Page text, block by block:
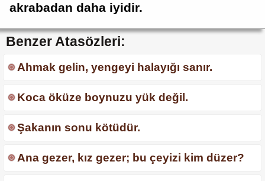
akrabadan daha iyidir.
Benzer Atasözleri:
Ahmak gelin, yengeyi halayığı sanır.
Koca öküze boynuzu yük değil.
Şakanın sonu kötüdür.
Ana gezer, kız gezer; bu çeyizi kim düzer?